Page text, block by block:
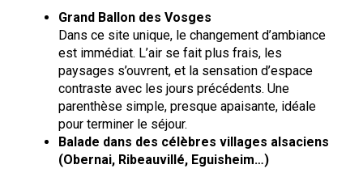
Grand Ballon des Vosges
Dans ce site unique, le changement d’ambiance
est immédiat. L’air se fait plus frais, les
paysages s’ouvrent, et la sensation d’espace
contraste avec les jours précédents. Une
parenthèse simple, presque apaisante, idéale
pour terminer le séjour.
Balade dans des célèbres villages alsaciens
(Obernai, Ribeauvillé, Eguisheim…)